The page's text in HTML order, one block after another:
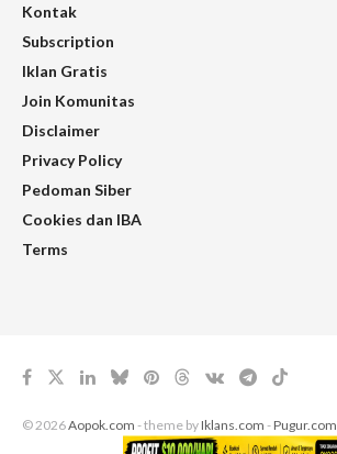
Kontak
Subscription
Iklan Gratis
Join Komunitas
Disclaimer
Privacy Policy
Pedoman Siber
Cookies dan IBA
Terms
© 2026Aopok.com - theme by Iklans.com - Pugur.com